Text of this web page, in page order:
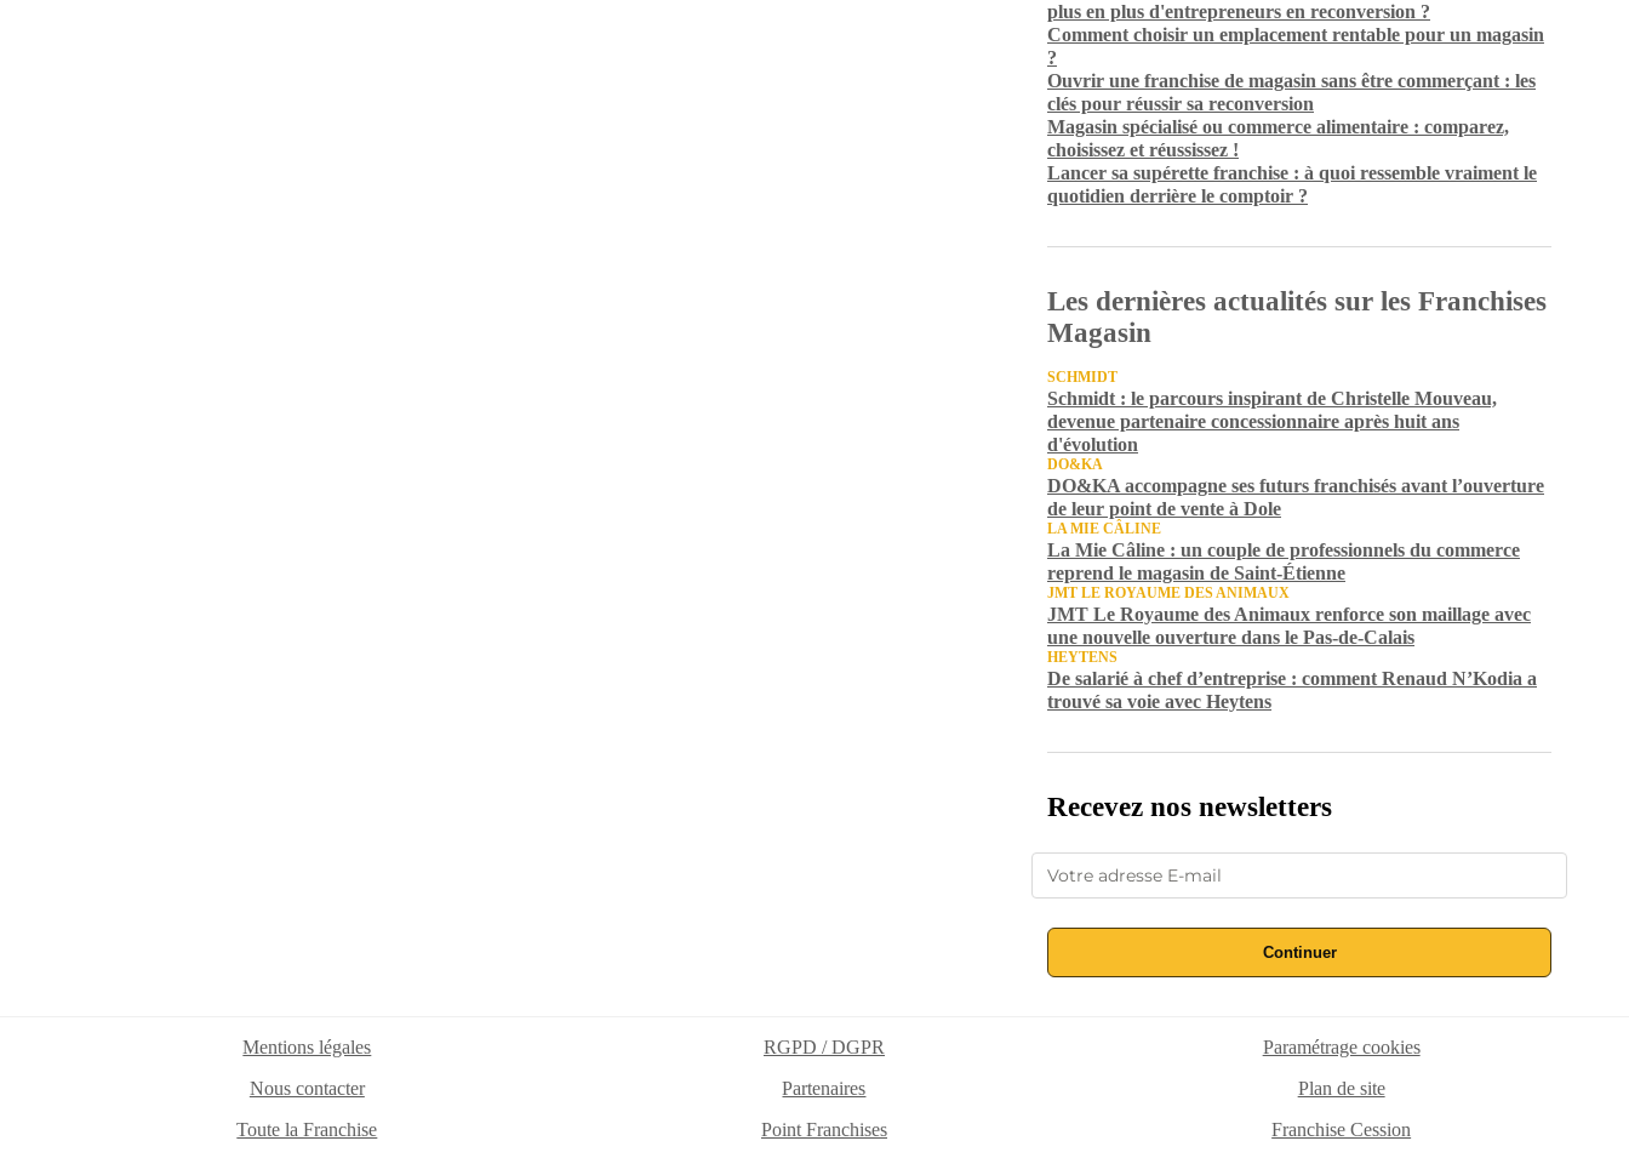
plus en plus d'entrepreneurs en reconversion ?
Comment choisir un emplacement rentable pour un magasin
?
Ouvrir une franchise de magasin sans être commerçant : les
clés pour réussir sa reconversion
Magasin spécialisé ou commerce alimentaire : comparez,
choisissez et réussissez !
Lancer sa supérette franchise : à quoi ressemble vraiment le
quotidien derrière le comptoir ?
Les dernières actualités sur les Franchises
Magasin
SCHMIDT
Schmidt : le parcours inspirant de Christelle Mouveau,
devenue partenaire concessionnaire après huit ans
d'évolution
DO&KA
DO&KA accompagne ses futurs franchisés avant l’ouverture
de leur point de vente à Dole
LA MIE CÂLINE
La Mie Câline : un couple de professionnels du commerce
reprend le magasin de Saint-Étienne
JMT LE ROYAUME DES ANIMAUX
JMT Le Royaume des Animaux renforce son maillage avec
une nouvelle ouverture dans le Pas-de-Calais
HEYTENS
De salarié à chef d’entreprise : comment Renaud N’Kodia a
trouvé sa voie avec Heytens
Recevez nos newsletters
Continuer
Mentions légales RGPD / DGPR
Paramétrage cookies
Nous contacter
Partenaires
Plan de site
Toute la Franchise
Point Franchises Franchise Cession